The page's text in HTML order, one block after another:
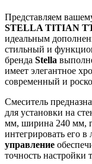
Представляем
STELLA TITIAN
идеальным
стильный и
бренда Stella
имеет элегантное
современный и
Смеситель
для установки на
мм, ширина 240 мм,
интегрировать его
управление
точность настройки